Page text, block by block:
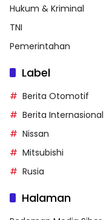
Hukum & Kriminal
TNI
Pemerintahan
Label
Berita Otomotif
Berita Internasional
Nissan
Mitsubishi
Rusia
Halaman